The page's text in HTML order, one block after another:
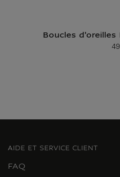
Boucles d'oreilles
Prix
AIDE ET SERVICE CLIENT
FAQ